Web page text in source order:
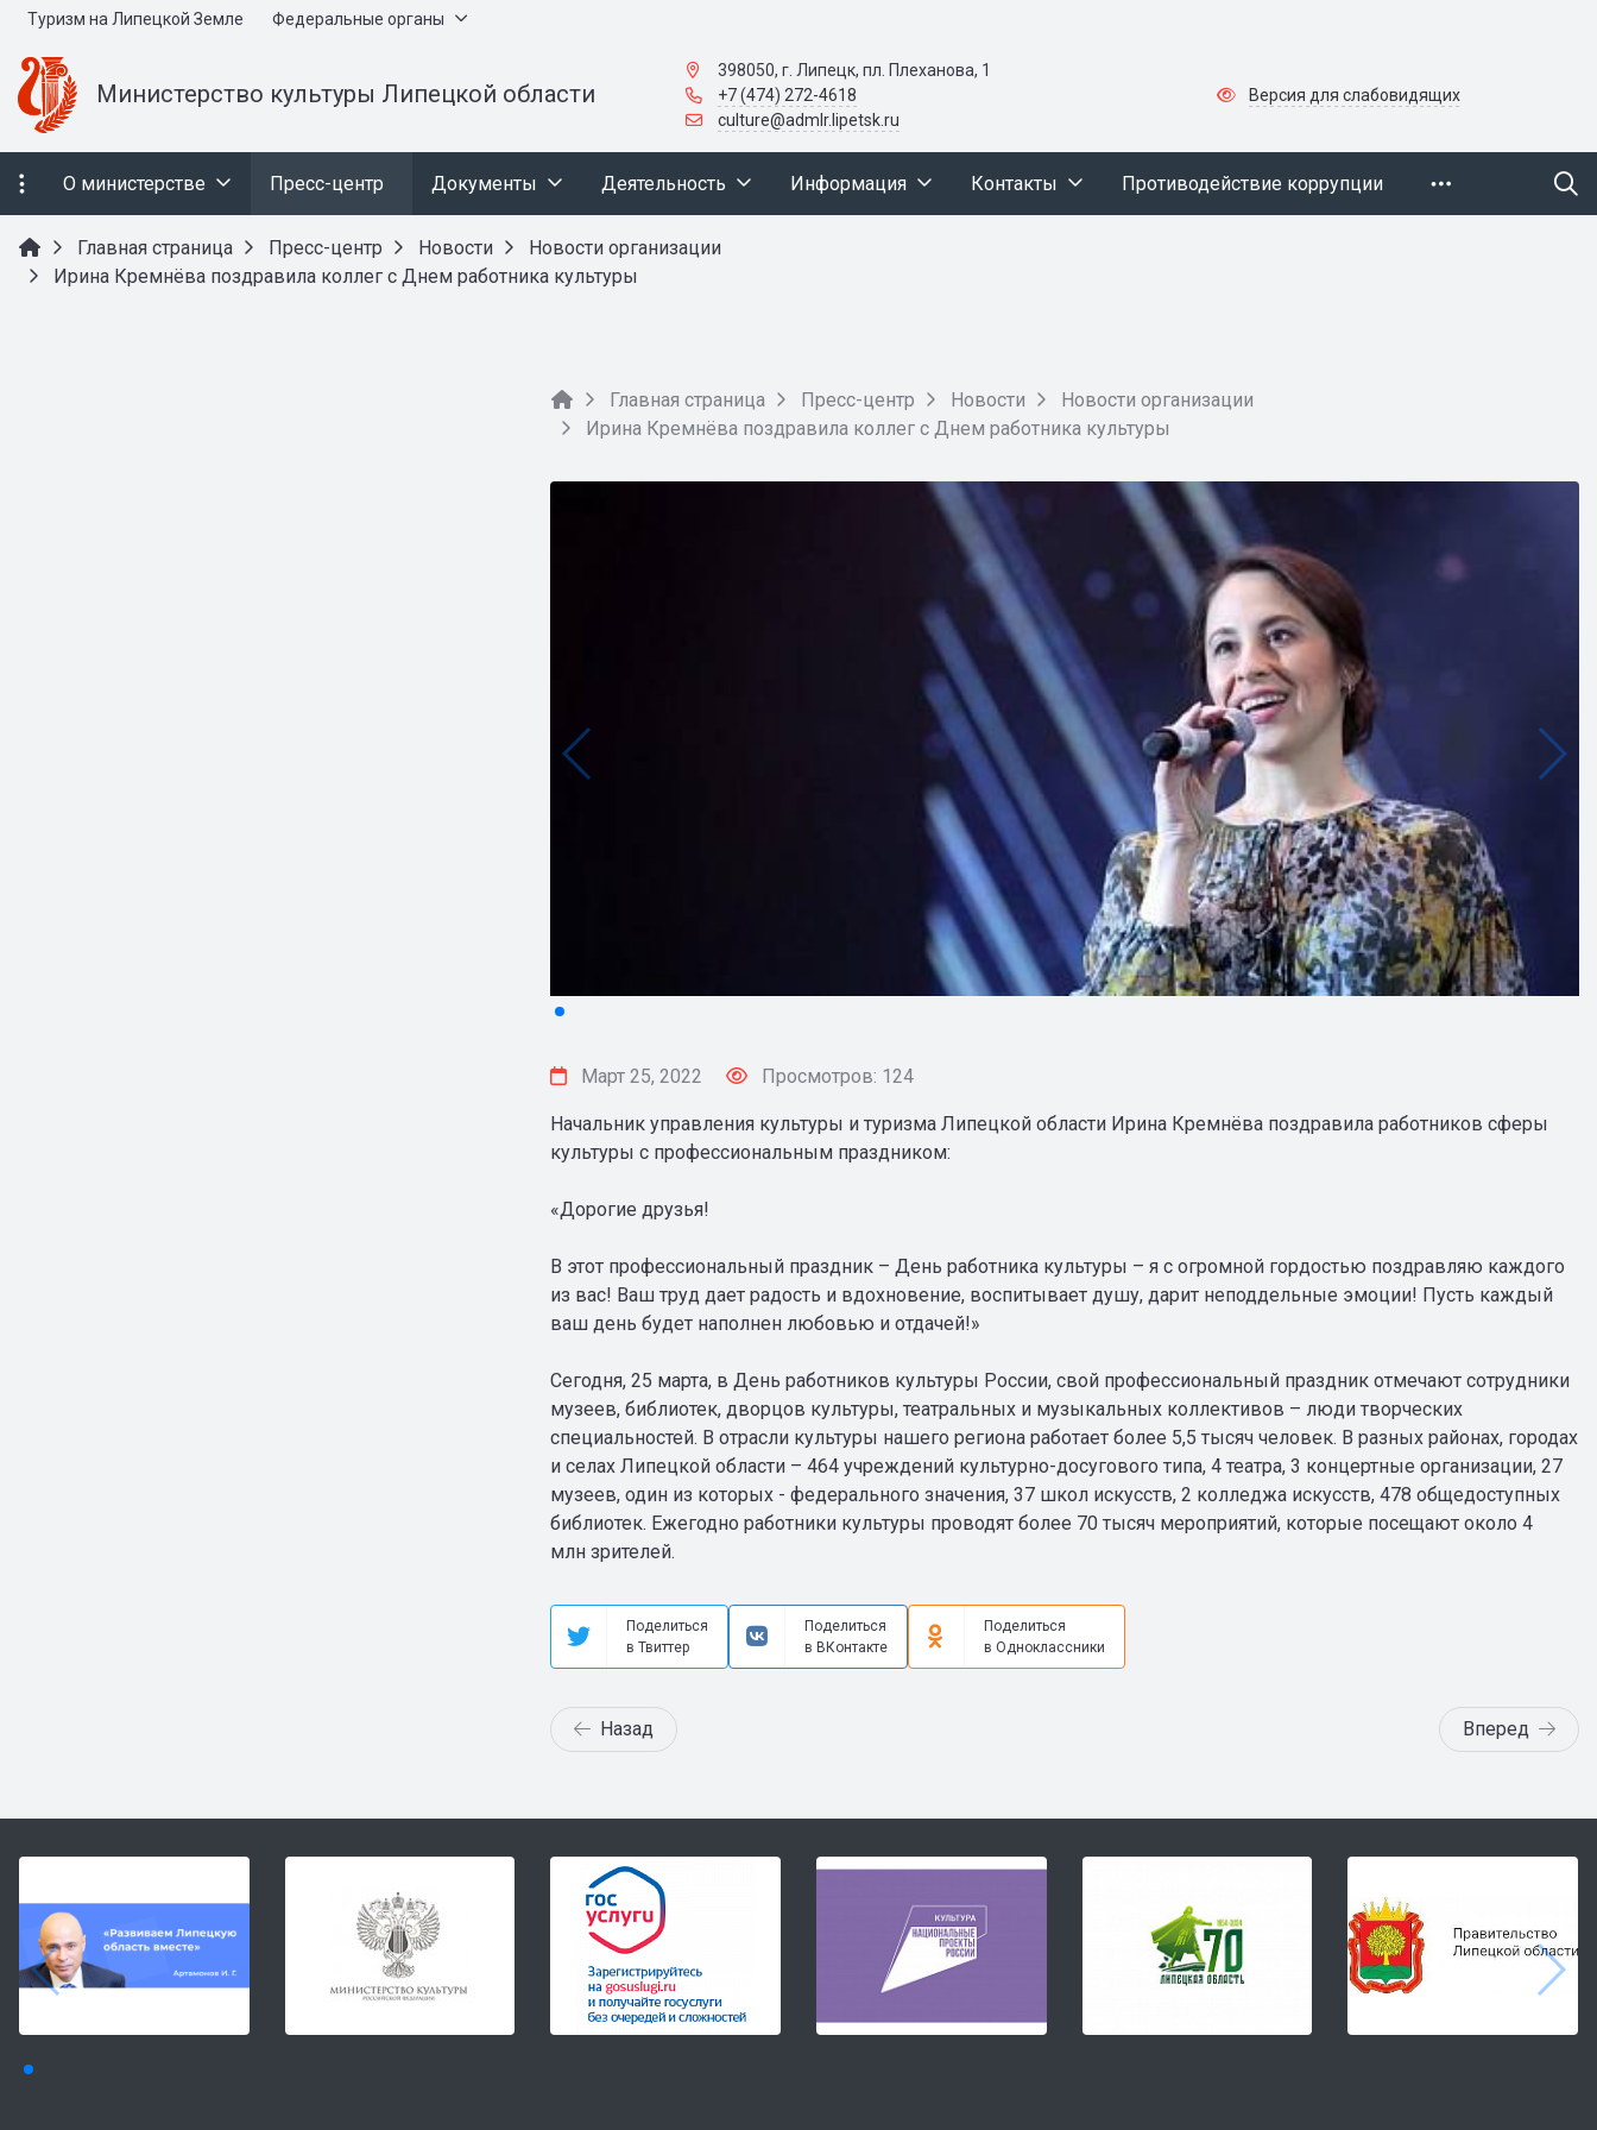
Туризм на Липецкой Земле Федеральные органы
Министерство культуры Липецкой области
398050, г. Липецк, пл. Плеханова, 1
+7 (474) 272-4618
culture@admlr.lipetsk.ru
Версия для слабовидящих
О министерстве Пресс-центр Документы Деятельность Информация Контакты Противодействие коррупции
Главная страница Пресс-центр Новости
Новости организации
Ирина Кремнёва поздравила коллег с Днем работника культуры
Главная страница Пресс-центр Новости
Новости организации
Ирина Кремнёва поздравила коллег с Днем работника культуры
Март 25, 2022 Просмотров: 124
Начальник управления культуры и туризма Липецкой области Ирина Кремнёва поздравила работников сферы
культуры с профессиональным праздником:
«Дорогие друзья!
В этот профессиональный праздник – День работника культуры – я с огромной гордостью поздравляю каждого
из вас! Ваш труд дает радость и вдохновение, воспитывает душу, дарит неподдельные эмоции! Пусть каждый
ваш день будет наполнен любовью и отдачей!»
Сегодня, 25 марта, в День работников культуры России, свой профессиональный праздник отмечают сотрудники
музеев, библиотек, дворцов культуры, театральных и музыкальных коллективов – люди творческих
специальностей. В отрасли культуры нашего региона работает более 5,5 тысяч человек. В разных районах, городах
и селах Липецкой области – 464 учреждений культурно-досугового типа, 4 театра, 3 концертные организации, 27
музеев, один из которых - федерального значения, 37 школ искусств, 2 колледжа искусств, 478 общедоступных
библиотек. Ежегодно работники культуры проводят более 70 тысяч мероприятий, которые посещают около 4
млн зрителей.
Поделиться
в Твиттер
Поделиться
в ВКонтакте
Поделиться
в Одноклассники
Назад Вперед